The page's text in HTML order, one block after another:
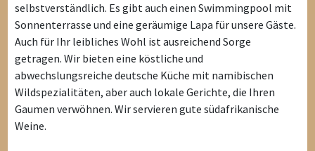
selbstverständlich. Es gibt auch einen Swimmingpool mit
Sonnenterrasse und eine geräumige Lapa für unsere Gäste.
Auch für Ihr leibliches Wohl ist ausreichend Sorge
getragen. Wir bieten eine köstliche und
abwechslungsreiche deutsche Küche mit namibischen
Wildspezialitäten, aber auch lokale Gerichte, die Ihren
Gaumen verwöhnen. Wir servieren gute südafrikanische
Weine.